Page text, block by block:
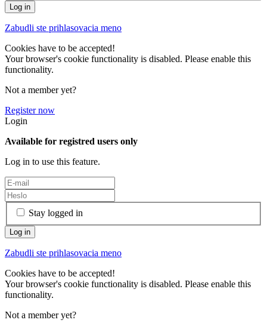
Zabudli ste prihlasovacia meno
Cookies have to be accepted!
Your browser's cookie functionality is disabled. Please enable this
functionality.
Not a member yet?
Register now
Login
Available for registred users only
Log in to use this feature.
Stay logged in
Zabudli ste prihlasovacia meno
Cookies have to be accepted!
Your browser's cookie functionality is disabled. Please enable this
functionality.
Not a member yet?